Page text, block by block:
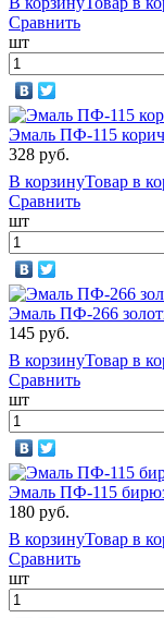
Сравнить
шт
Эмаль ПФ-115
328 руб.
В корзинуТовар в
Сравнить
шт
Эмаль ПФ-266
145 руб.
В корзинуТовар в
Сравнить
шт
Эмаль ПФ-115
180 руб.
В корзинуТовар в
Сравнить
шт